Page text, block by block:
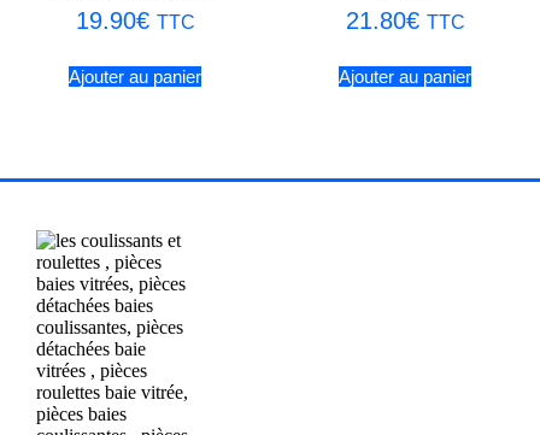
19.90€ TTC
Ajouter au panier
21.80€ TTC
Ajouter au panier